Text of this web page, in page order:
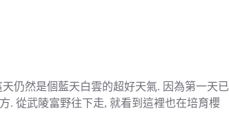
仍然是個藍天白雲的超好天氣. 因為第一天已
. 從武陵富野往下走, 就看到這裡也在培育櫻